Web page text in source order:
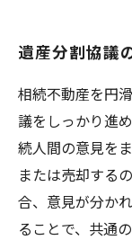
遺産分割協議
相続不動産を円
議をしっかり進
続人間の意見を
または売却する
合、意見が分か
ることで、共通